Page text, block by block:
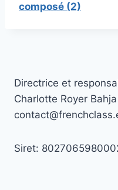
composé (2)
Directrice et
Charlotte Royer Bahja
Siret: